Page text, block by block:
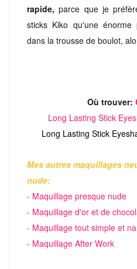
rapide, parce que je
sticks Kiko qu'une
dans la trousse de boulot,
Où trouver:
Long Lasting Stick
Long Lasting Stick
Mes autres maquillages
nude:
- Maquillage presque nude
- Maquillage d'or et de
- Maquillage tout simple et
- Maquillage After Work